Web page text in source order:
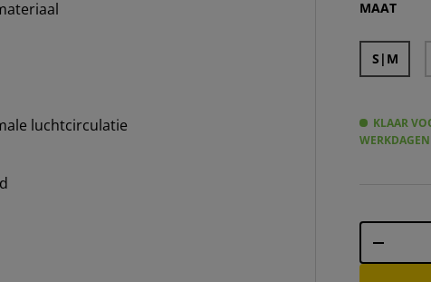
luchtcirculatie
MAAT
S|M
KLAAR
WERKDAGEN
Aantal
-